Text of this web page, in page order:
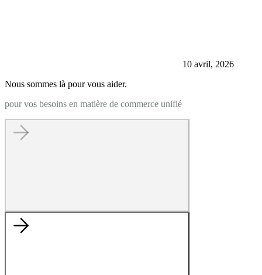
10 avril, 2026
Nous sommes là pour vous aider.
pour vos besoins en matière de commerce unifié